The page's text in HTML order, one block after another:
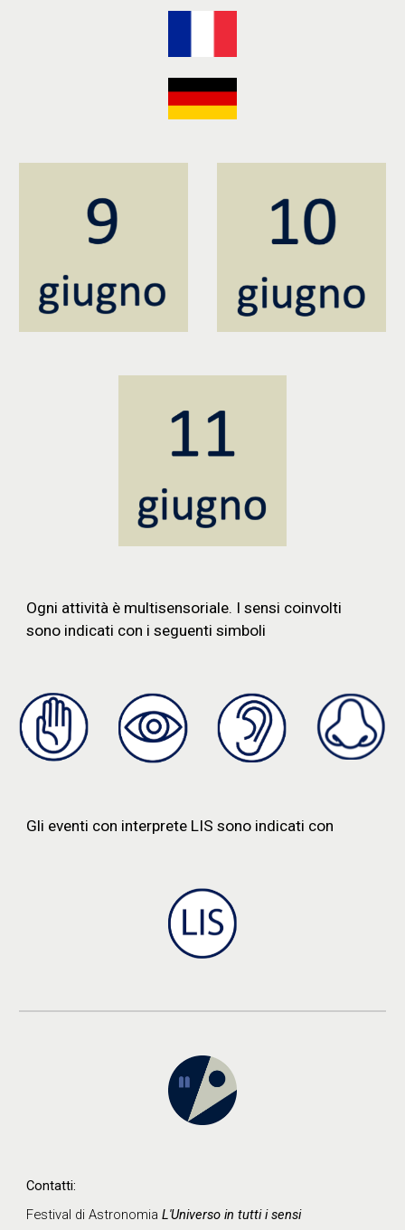
Ogni attività è multisensoriale. I sensi coinvolti
sono indicati con i seguenti simboli
Gli eventi con interprete LIS sono indicati con
Contatti:
Festival di AstronomiaL'Universo in tutti i sensi